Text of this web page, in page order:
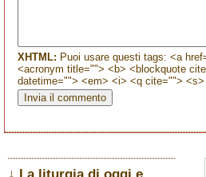
XHTML: Puoi usare questi tags: <a
<acronym title=""> <b> <blockquote
datetime=""> <em> <i> <q cite="">
↓ La liturgia di oggi e